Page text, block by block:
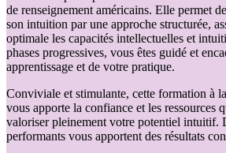
de renseignement américains. Elle permet
son intuition par une approche structurée,
optimale les capacités intellectuelles et
phases progressives, vous êtes guidé et
apprentissage et de votre pratique.
Conviviale et stimulante, cette formation à
vous apporte la confiance et les ressources
valoriser pleinement votre potentiel intuitif.
performants vous apportent des résultats